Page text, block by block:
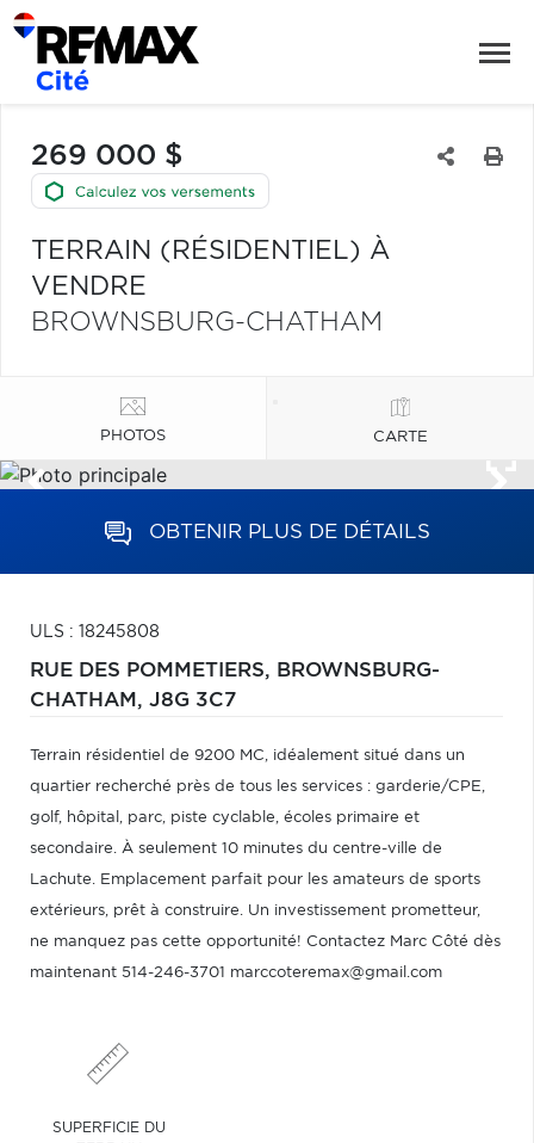
269 000 $
TERRAIN (RÉSIDENTIEL) À
VENDRE
BROWNSBURG-CHATHAM
PHOTOS CARTE
OBTENIR PLUS DE DÉTAILS
ULS : 18245808
RUE DES POMMETIERS, BROWNSBURG-
CHATHAM, J8G 3C7
Terrain résidentiel de 9200 MC, idéalement situé dans un
quartier recherché près de tous les services : garderie/CPE,
golf, hôpital, parc, piste cyclable, écoles primaire et
secondaire. À seulement 10 minutes du centre-ville de
Lachute. Emplacement parfait pour les amateurs de sports
extérieurs, prêt à construire. Un investissement prometteur,
ne manquez pas cette opportunité! Contactez Marc Côté dès
maintenant 514-246-3701 marccoteremax@gmail.com
SUPERFICIE DU